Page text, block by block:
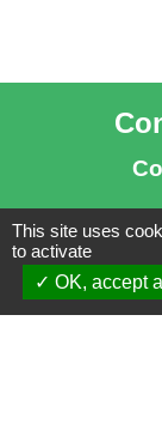
This site uses
to activate
OK, accept all